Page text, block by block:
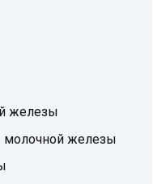
железы
молочной железы